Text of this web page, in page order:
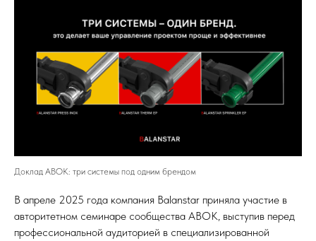
Доклад АВОК: три системы под одним брендом
В апреле 2025 года компания Balanstar приняла участие в
авторитетном семинаре сообщества АВОК, выступив перед
профессиональной аудиторией в специализированной